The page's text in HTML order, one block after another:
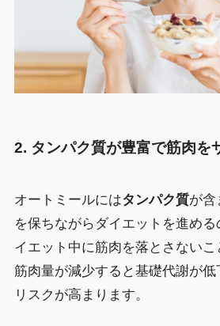
2. タンパク質が豊富で筋肉を
オートミールにはタンパク質が含
を保ちながらダイエットを進め
イエット中に筋肉を落とさないこ
筋肉量が減少すると基礎代謝が
リスクが高まります。